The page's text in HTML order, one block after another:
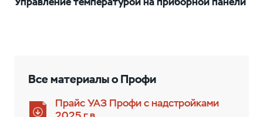
Все материалы о Профи
Прайс УАЗ Профи с надстройками